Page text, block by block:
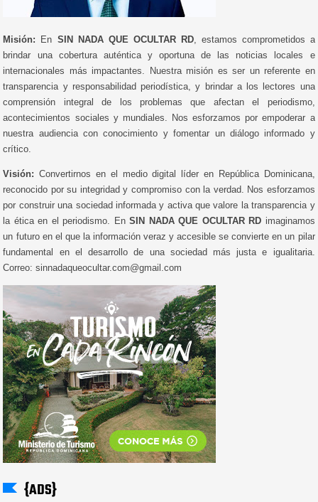
Misión: En SIN NADA QUE OCULTAR RD, estamos comprometidos a
brindar una cobertura auténtica y oportuna de las noticias locales e
internacionales más impactantes. Nuestra misión es ser un referente en
transparencia y responsabilidad periodística, y brindar a los lectores una
comprensión integral de los problemas que afectan el periodismo,
acontecimientos sociales y mundiales. Nos esforzamos por empoderar a
nuestra audiencia con conocimiento y fomentar un diálogo informado y
crítico.
Visión: Convertirnos en el medio digital líder en República Dominicana,
reconocido por su integridad y compromiso con la verdad. Nos esforzamos
por construir una sociedad informada y activa que valore la transparencia y
la ética en el periodismo. EnSIN NADA QUE OCULTAR RD imaginamos
un futuro en el que la información veraz y accesible se convierte en un pilar
fundamental en el desarrollo de una sociedad más justa e igualitaria.
Correo: sinnadaqueocultar.com@gmail.com
{ADS}